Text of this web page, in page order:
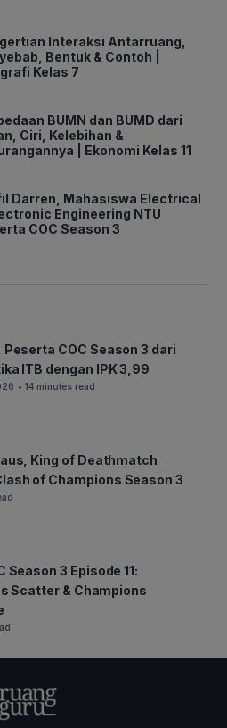
Interaksi Antarruang,
Bentuk & Contoh |
Kelas 7
BUMN dan BUMD dari
Ciri, Kelebihan &
| Ekonomi Kelas 11
Darren, Mahasiswa Electrical
Engineering NTU
COC Season 3
Peserta COC Season 3 dari
ITB dengan IPK 3,99
• 14 minutes read
King of Deathmatch
of Champions Season 3
Season 3 Episode 11:
Scatter & Champions